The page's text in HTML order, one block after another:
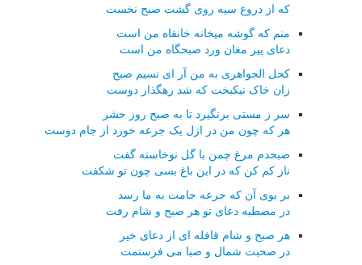
که از دروغ سیه روی گشت صبح نخست
منم که گوشه میخانه خانقاه من است
دعای پیر مغان ورد صبحگاه من است
کحل الجواهری به من آر ای نسیم صبح
زان خاک نیکبخت که شد رهگذار دوست
سر ز مستی برنگیرد تا به صبح روز حشر
هر که چون من در ازل یک جرعه خورد از جام دوست
صبحدم مرغ چمن با گل نوخاسته گفت
ناز کم کن که در این باغ بسی چون تو شکفت
بر بوی آن که جرعه جامت به ما رسد
در مصطبه دعای تو هر صبح و شام رفت
هر صبح و شام قافله ای از دعای خیر
در صحبت شمال و صبا می فرستمت